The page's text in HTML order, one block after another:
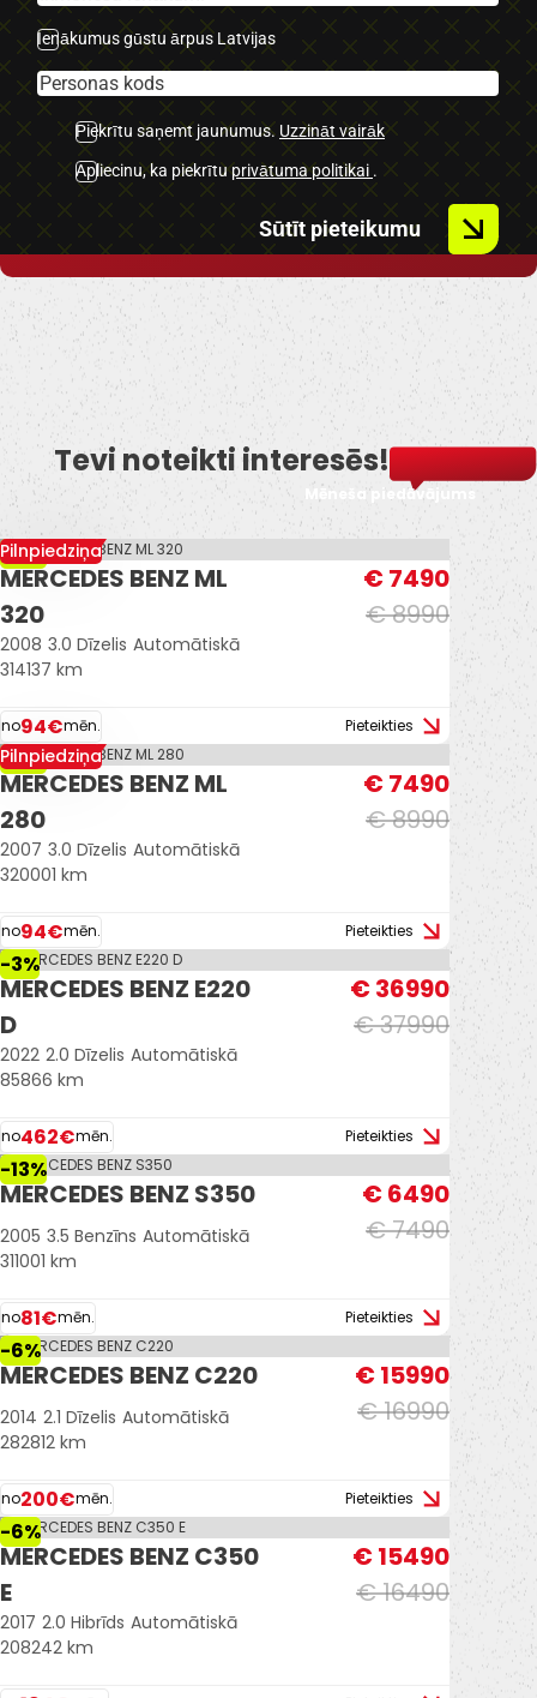
-U.C. ekstras.
Ienākumus gūstu ārpus Latvijas
Piekrītu saņemt jaunumus. Uzzināt vairāk
Apliecinu, ka piekrītu privātuma politikai .
Sūtīt pieteikumu
Tevi noteikti interesēs!
Mēneša piedāvājums
-17%
Pilnpiedziņa
MERCEDES BENZ ML
320
€ 8990
€ 7490
2008 3.0 Dīzelis Automātiskā
314137 km
no94€mēn. Pieteikties
-17%
Pilnpiedziņa
MERCEDES BENZ ML
280
€ 8990
€ 7490
2007 3.0 Dīzelis Automātiskā
320001 km
no94€mēn. Pieteikties
-3%
MERCEDES BENZ E220
D
€ 37990
€ 36990
2022 2.0 Dīzelis Automātiskā
85866 km
no462€mēn. Pieteikties
-13%
MERCEDES BENZ S350
€ 7490
€ 6490
2005 3.5 Benzīns Automātiskā
311001 km
no81€mēn. Pieteikties
-6%
MERCEDES BENZ C220
€ 16990
€ 15990
2014 2.1 Dīzelis Automātiskā
282812 km
no200€mēn. Pieteikties
-6%
MERCEDES BENZ C350
E
€ 16490
€ 15490
2017 2.0 Hibrīds Automātiskā
208242 km